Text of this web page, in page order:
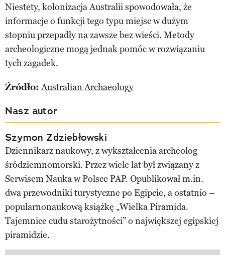
Niestety, kolonizacja Australii spowodowała, że
informacje o funkcji tego typu miejsc w dużym
stopniu przepadły na zawsze bez wieści. Metody
archeologiczne mogą jednak pomóc w rozwiązaniu
tych zagadek.
Źródło: Australian Archaeology
Nasz autor
Szymon Zdziebłowski
Dziennikarz naukowy, z wykształcenia archeolog
śródziemnomorski. Przez wiele lat był związany z
Serwisem Nauka w Polsce PAP. Opublikował m.in.
dwa przewodniki turystyczne po Egipcie, a ostatnio –
popularnonaukową książkę „Wielka Piramida.
Tajemnice cudu starożytności” o największej egipskiej
piramidzie.